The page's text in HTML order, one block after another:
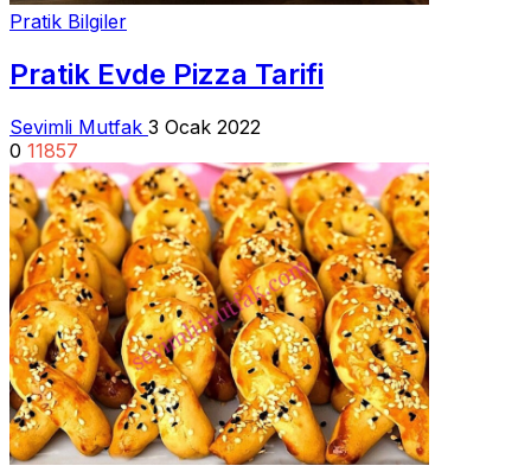
Pratik Bilgiler
Pratik Evde Pizza Tarifi
Sevimli Mutfak 3 Ocak 2022
0 11857